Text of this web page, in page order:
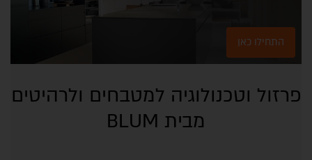
התחילו כאן
פרזול וטכנולוגיה למטבחים ולרהיטים
מבית BLUM